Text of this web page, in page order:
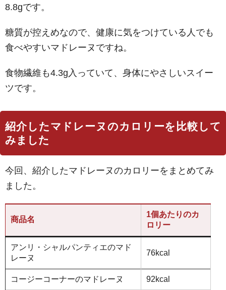
8.8gです。
糖質が控えめなので、健康に気をつけている人でも
食べやすいマドレーヌですね。
食物繊維も4.3g入っていて、身体にやさしいスイー
ツです。
紹介したマドレーヌのカロリーを比較して
みました
今回、紹介したマドレーヌのカロリーをまとめてみ
ました。
商品名
1個あたりのカ
ロリー
アンリ・シャルパンティエのマド
レーヌ
76kcal
コージーコーナーのマドレーヌ 92kcal